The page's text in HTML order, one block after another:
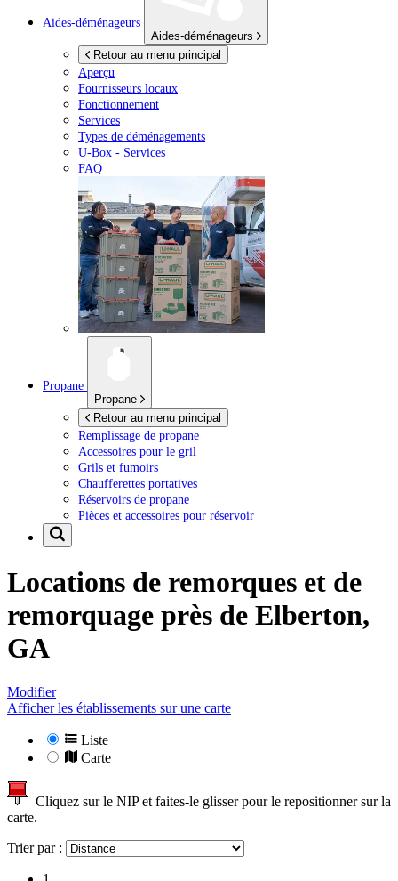
Aides-déménageurs
Aides-déménageurs
Retour au menu principal
Aperçu
Fournisseurs locaux
Fonctionnement
Services
Types de déménagements
U-Box - Services
FAQ
Propane
Propane
Retour au menu principal
Remplissage de propane
Accessoires pour le gril
Grils et fumoirs
Chaufferettes portatives
Réservoirs de propane
Pièces et accessoires pour réservoir
Locations de remorques et de
remorquage près de Elberton,
GA
Modifier
Afficher les établissements sur une carte
Liste
Carte
Cliquez sur le NIP et faites-le glisser pour le repositionner sur la
carte.
Trier par :